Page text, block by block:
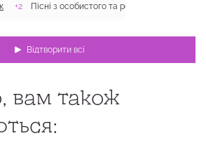
+2
Відтворити всі
вам також